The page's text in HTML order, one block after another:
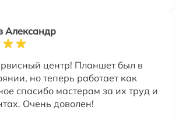
Александр
центр! Планшет был в
но теперь работает как
спасибо мастерам за их труд и
Очень доволен!